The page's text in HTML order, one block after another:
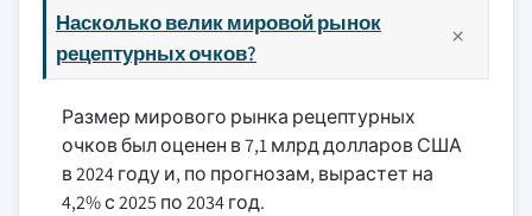
Насколько велик мировой рынок
рецептурных очков?
Размер мирового рынка рецептурных
очков был оценен в 7,1 млрд долларов США
в 2024 году и, по прогнозам, вырастет на
4,2% с 2025 по 2034 год.